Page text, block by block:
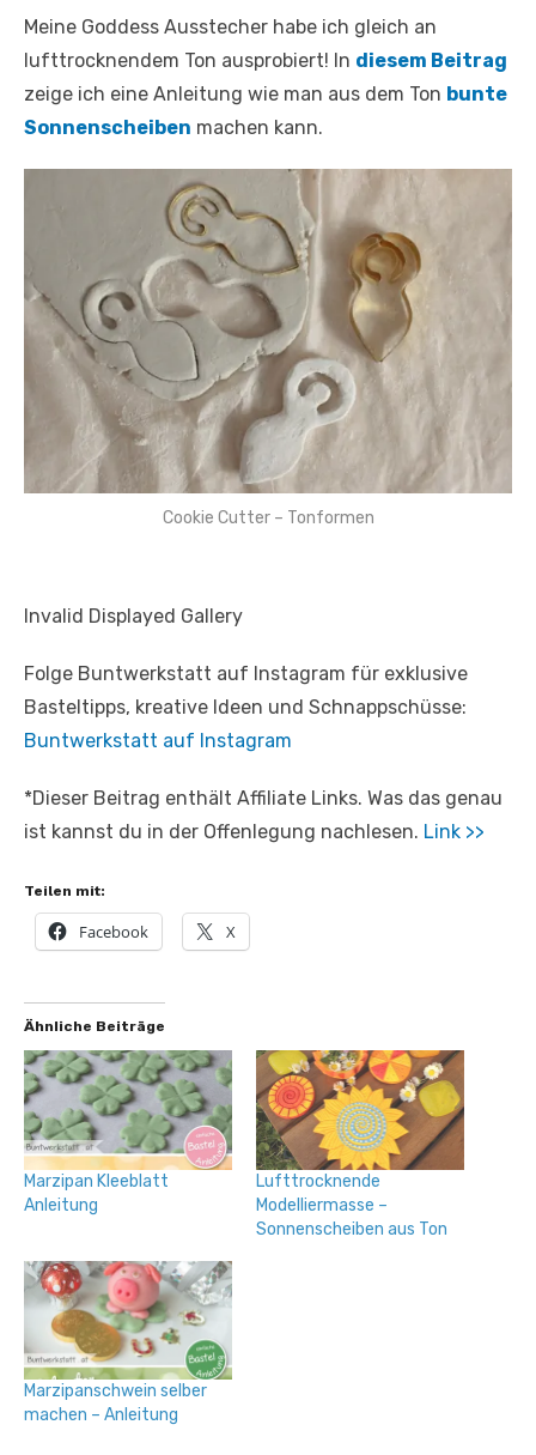
Meine Goddess Ausstecher habe ich gleich an
lufttrocknendem Ton ausprobiert! In diesem Beitrag
zeige ich eine Anleitung wie man aus dem Ton bunte
Sonnenscheiben machen kann.
Cookie Cutter – Tonformen
Invalid Displayed Gallery
Folge Buntwerkstatt auf Instagram für exklusive
Basteltipps, kreative Ideen und Schnappschüsse:
Buntwerkstatt auf Instagram
*Dieser Beitrag enthält Affiliate Links. Was das genau
ist kannst du in der Offenlegung nachlesen. Link >>
Teilen mit:
Facebook X
Ähnliche Beiträge
Marzipan Kleeblatt
Anleitung
Lufttrocknende
Modelliermasse –
Sonnenscheiben aus Ton
Marzipanschwein selber
machen – Anleitung